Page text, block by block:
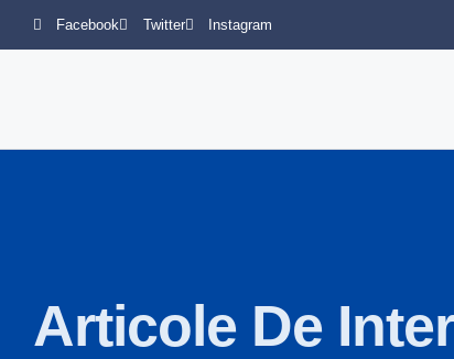
Facebook Twitter Instagram
Articole De